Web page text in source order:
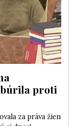
búrila proti
za práva žien